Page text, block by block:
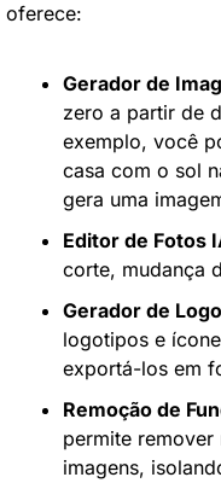
oferece:
Gerador de
zero a partir de
exemplo, você
casa com o sol
gera uma
Editor de Fotos
corte, mudança
Gerador de
logotipos e
exportá-los em
Remoção de
permite
imagens,